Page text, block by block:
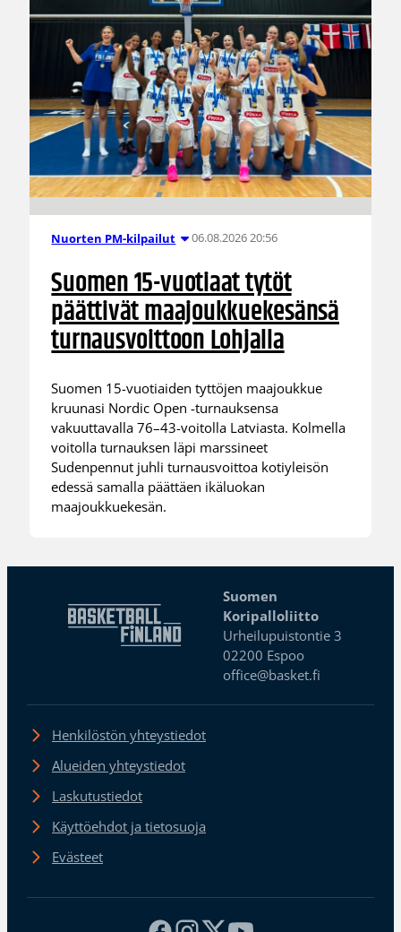
Nuorten PM-kilpailut 06.08.2026 20:56
Suomen 15-vuotiaat tytöt
päättivät maajoukkuekesänsä
turnausvoittoon Lohjalla
Suomen 15-vuotiaiden tyttöjen maajoukkue
kruunasi Nordic Open -turnauksensa
vakuuttavalla 76–43-voitolla Latviasta. Kolmella
voitolla turnauksen läpi marssineet
Sudenpennut juhli turnausvoittoa kotiyleisön
edessä samalla päättäen ikäluokan
maajoukkuekesän.
Suomen
Koripalloliitto
Urheilupuistontie 3
02200 Espoo
office@basket.fi
Henkilöstön yhteystiedot
Alueiden yhteystiedot
Laskutustiedot
Käyttöehdot ja tietosuoja
Evästeet